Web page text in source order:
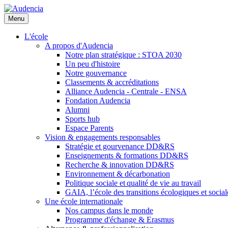
Aller
au
contenu
principal
Menu
L'école
A propos d'Audencia
Notre plan stratégique : STOA 2030
Un peu d'histoire
Notre gouvernance
Classements & accréditations
Alliance Audencia - Centrale - ENSA
Fondation Audencia
Alumni
Sports hub
Espace Parents
Vision & engagements responsables
Stratégie et gourvenance DD&RS
Enseignements & formations DD&RS
Recherche & innovation DD&RS
Environnement & décarbonation
Politique sociale et qualité de vie au travail
GAIA, l’école des transitions écologiques et
Une école internationale
Nos campus dans le monde
Programme d'échange & Erasmus